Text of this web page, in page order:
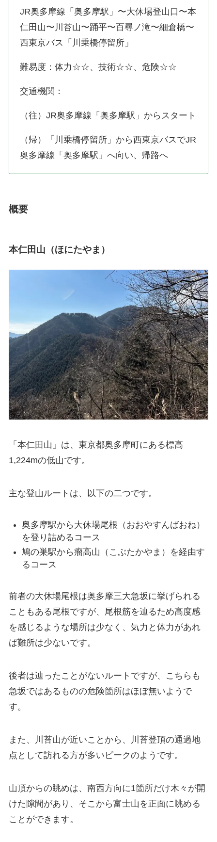
JR奥多摩線「奥多摩駅」〜大休場登山口〜本
仁田山〜川苔山〜踊平〜百尋ノ滝〜細倉橋〜
西東京バス「川乗橋停留所」
難易度：体力☆☆、技術☆☆、危険☆☆
交通機関：
（往）JR奥多摩線「奥多摩駅」からスタート
（帰）「川乗橋停留所」から西東京バスでJR
奥多摩線「奥多摩駅」へ向い、帰路へ
概要
本仁田山（ほにたやま）
「本仁田山」は、東京都奥多摩町にある標高
1,224mの低山です。
主な登山ルートは、以下の二つです。
奥多摩駅から大休場尾根（おおやすんばおね）
を登り詰めるコース
鳩の巣駅から瘤高山（こぶたかやま）を経由す
るコース
前者の大休場尾根は奥多摩三大急坂に挙げられる
こともある尾根ですが、尾根筋を辿るため高度感
を感じるような場所は少なく、気力と体力があれ
ば難所は少ないです。
後者は辿ったことがないルートですが、こちらも
急坂ではあるものの危険箇所はほぼ無いようで
す。
また、川苔山が近いことから、川苔登頂の通過地
点として訪れる方が多いピークのようです。
山頂からの眺めは、南西方向に1箇所だけ木々が開
けた隙間があり、そこから富士山を正面に眺める
ことができます。